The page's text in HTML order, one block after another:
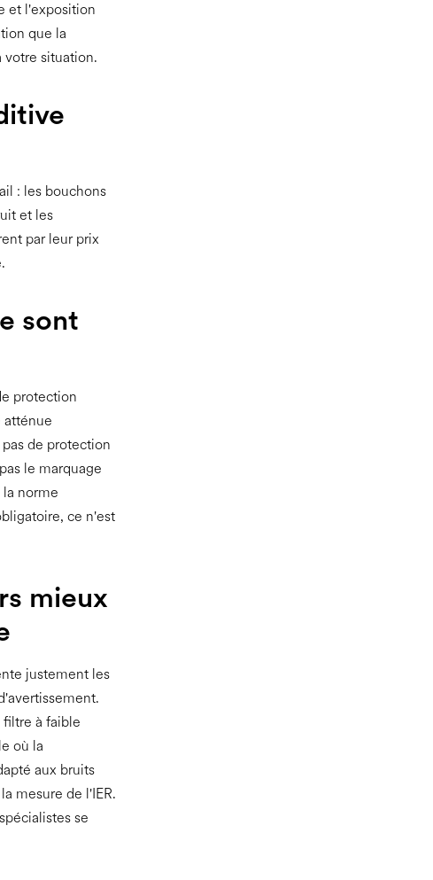
et l'exposition
que la
votre situation.
: les bouchons
et les
par leur prix
sont
protection
atténue
de protection
le marquage
norme
ce n'est
mieux
justement les
filtre à faible
où la
aux bruits
mesure de l'IER.
se